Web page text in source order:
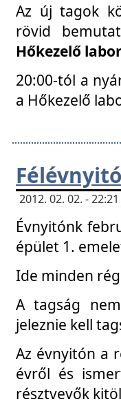
Az új tagok
rövid
Hőkezelő
20:00-tól a
a Hőkezelő
2012. 02. 02. -
Évnyitónk
épület 1.
Ide minden
A tagság
jeleznie kell
Az évnyitón a
évről és
résztvevők